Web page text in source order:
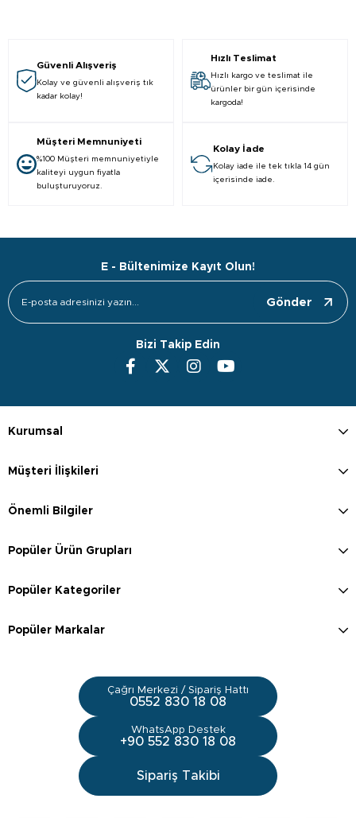
Güvenli Alışveriş
Kolay ve güvenli alışveriş tık
kadar kolay!
Hızlı Teslimat
Hızlı kargo ve teslimat ile
ürünler bir gün içerisinde
kargoda!
Müşteri Memnuniyeti
%100 Müşteri memnuniyetiyle
kaliteyi uygun fiyatla
buluşturuyoruz.
Kolay İade
Kolay iade ile tek tıkla 14 gün
içerisinde iade.
E - Bültenimize Kayıt Olun!
Gönder
Bizi Takip Edin
Kurumsal
Müşteri İlişkileri
Önemli Bilgiler
Popüler Ürün Grupları
Popüler Kategoriler
Popüler Markalar
Çağrı Merkezi / Sipariş Hattı
0552 830 18 08
WhatsApp Destek
+90 552 830 18 08
Sipariş Takibi